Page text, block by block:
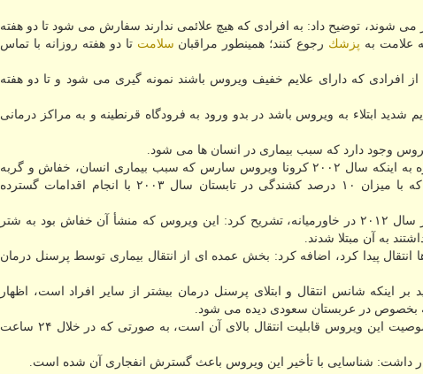
می شوند، توضیح داد: به افرادی كه هیچ علائمی ندارند سفارش می شود تا دو هفته
علامت به پزشك رجوع كنند؛ همینطور مراقبان سلامت تا دو هفته روزانه با تماس
افرادی كه دارای علایم خفیف ویروس باشند نمونه گیری می شود و تا دو هفته
شدید ابتلاء به ویروس باشد در بدو ورود به فرودگاه قرنطینه و به مراكز درمانی
رئیس مركز مدیریت بیماری های واگیر وزارت بهداشت با اشاره به اینكه سال ۲۰۰۲ كرونا ویروس سارس كه سبب بیماری انسان، خفاش و گربه
چینی می شود شناسایی شد، یادآوری كرد: این نوع ویروس كه با میزان ۱۰ درصد كشندگی در تابستان سال ۲۰۰۳ با انجام اقدامات گسترده
گویا در ادامه با اشاره به كشف نوع دیگری از كرونا ویروس در سال ۲۰۱۲ در خاورمیانه، تشریح كرد: این ویروس كه منشأ آن خفاش بود به شتر
به آن مبتلا شدند.
پیدا كرد، اضافه كرد: بخش عمده ای از انتقال بیماری توسط پرسنل درمان
اینكه شانس انتقال و ابتلای پرسنل درمان بیشتر از سایر افراد است، اظهار
بخصوص در عربستان سعودی دیده می شود.
گویا درباره كرونا ویروس جدید ۲۰۱۹ توضیح داد: مهم ترین خصوصیت این ویروس قابلیت انتقال بالای آن است، به صورتی كه در خلال ۲۴ ساعت
داشت: شناسایی با تأخیر این ویروس باعث گسترش انفجاری آن شده است.